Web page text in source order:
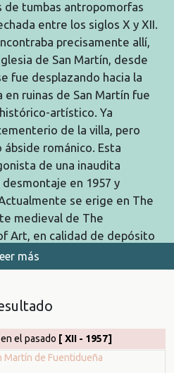
de tumbas antropomorfas
entre los siglos X y XII.
precisamente allí,
de San Martín, desde
fue desplazando hacia la
en ruinas de San Martín fue
artístico. Ya
de la villa, pero
ábside románico. Esta
de una inaudita
en 1957 y
se erige en The
medieval de The
Art, en calidad de depósito
los detalles de esta
de San Martín de
Miguel y MARTÍNEZ RUIZ,
a Manhattan.
España (1952-1961)
más
el pasado [ XII - 1957]